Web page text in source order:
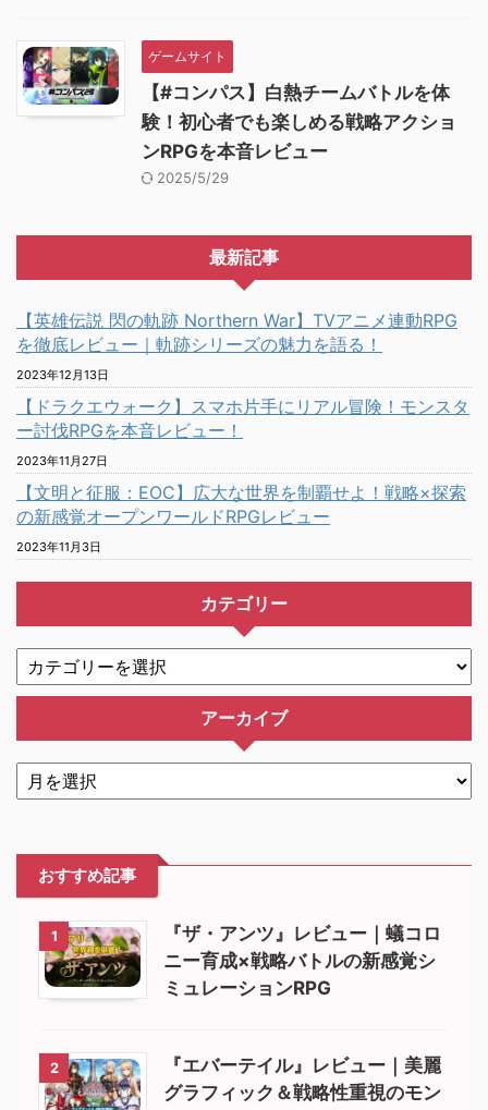
ゲームサイト
【#コンパス】白熱チームバトルを体
験！初心者でも楽しめる戦略アクショ
ンRPGを本音レビュー
2025/5/29
最新記事
【英雄伝説 閃の軌跡 Northern War】TVアニメ連動RPG
を徹底レビュー｜軌跡シリーズの魅力を語る！
2023年12月13日
【ドラクエウォーク】スマホ片手にリアル冒険！モンスタ
ー討伐RPGを本音レビュー！
2023年11月27日
【文明と征服：EOC】広大な世界を制覇せよ！戦略×探索
の新感覚オープンワールドRPGレビュー
2023年11月3日
カテゴリー
アーカイブ
おすすめ記事
1
『ザ・アンツ』レビュー｜蟻コロ
ニー育成×戦略バトルの新感覚シ
ミュレーションRPG
2
『エバーテイル』レビュー｜美麗
グラフィック＆戦略性重視のモン